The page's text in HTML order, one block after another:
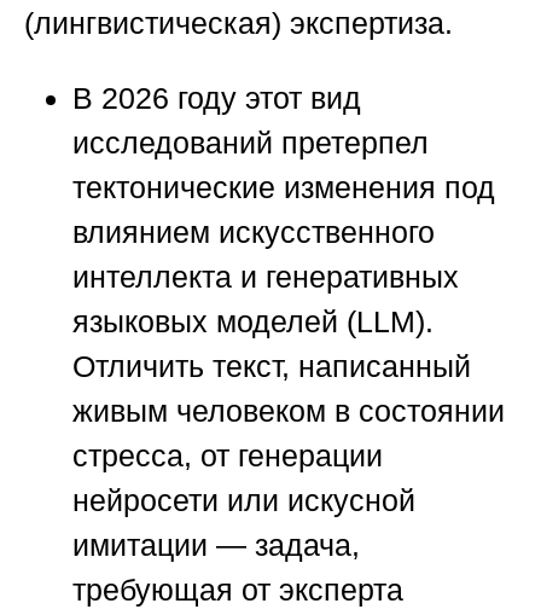
(лингвистическая) экспертиза.
В 2026 году этот вид
исследований претерпел
тектонические изменения под
влиянием искусственного
интеллекта и генеративных
языковых моделей (LLM).
Отличить текст, написанный
живым человеком в состоянии
стресса, от генерации
нейросети или искусной
имитации — задача,
требующая от эксперта